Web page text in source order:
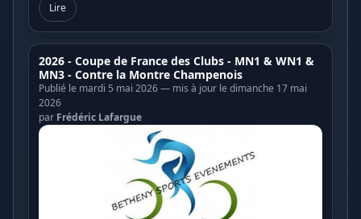
Lire
2026 - Coupe de France des Clubs - MN1 & WN1 &
MN3 - Contre la Montre Champenois
Publié le mardi 5 mai 2026 — mis à jour le dimanche 17 mai
2026
par Frédéric Lafargue